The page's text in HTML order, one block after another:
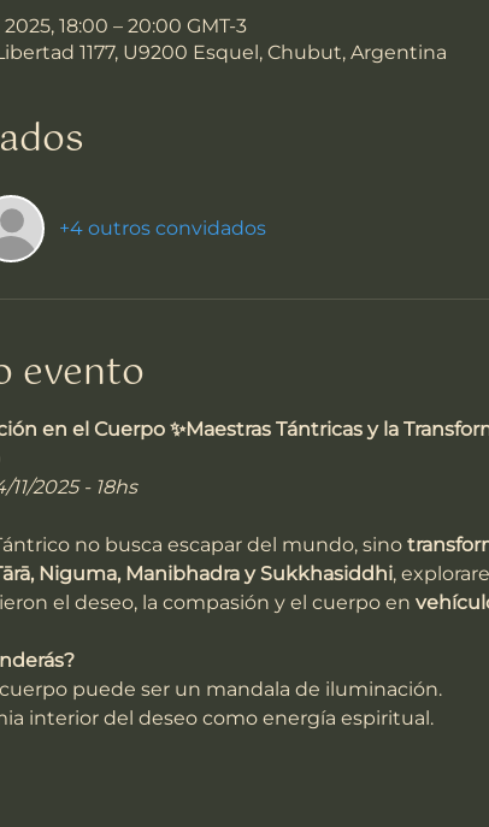
18:00 – 20:00 GMT-3
1177, U9200 Esquel, Chubut, Argentina
+4 outros convidados
evento
en el Cuerpo ✨Maestras Tántricas y la
11/2025 - 18hs
no busca escapar del mundo, sino
Niguma, Manibhadra y Sukkhasiddhi,
el deseo, la compasión y el cuerpo en
puede ser un mandala de iluminación.
interior del deseo como energía espiritual.